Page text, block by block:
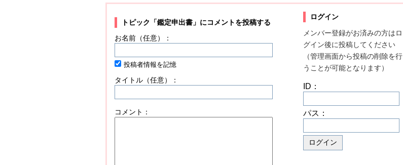
トピック「鑑定申出書」にコメントを投稿する
お名前（任意）：
投稿者情報を記憶
タイトル（任意）：
コメント：
ログイン
メンバー登録がお済みの方はロ
グイン後に投稿してください
（管理画面から投稿の削除を行
うことが可能となります）
ID：
パス：